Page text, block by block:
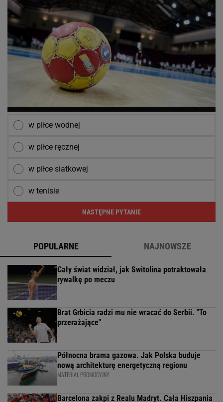
w piłce wodnej
w piłce ręcznej
w piłce siatkowej
w tenisie
NASTĘPNE PYTANIE
POPULARNE NAJNOWSZE
Cały świat widział, jak Switolina potraktowała
rywalkę po meczu
Brat Grbicia radzi mu nie wracać do Serbii. "To
przerażające"
Północna brama gazowa. Jak Polska buduje
nową architekturę energetyczną regionu
MATERIAŁ PROMOCYJNY
Barcelona zakpi z Realu Madryt. Cała Hiszpania